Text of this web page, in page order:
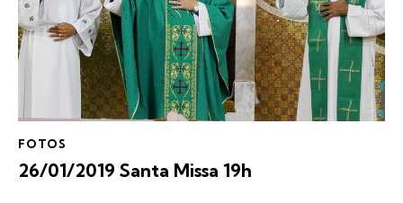
FOTOS
26/01/2019 Santa Missa 19h